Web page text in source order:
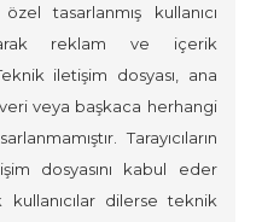
tasarlanmış kullanıcı
reklam ve içerik
iletişim dosyası, ana
veya başkaca herhangi
Tarayıcıların
dosyasını kabul eder
kullanıcılar dilerse teknik